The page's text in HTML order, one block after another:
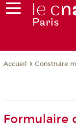
Accueil Construire
Formulaire